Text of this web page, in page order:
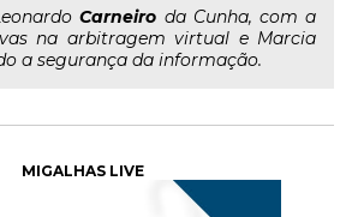
Carneiro da Cunha, com a
na arbitragem virtual e Marcia
a segurança da informação.
MIGALHAS LIVE